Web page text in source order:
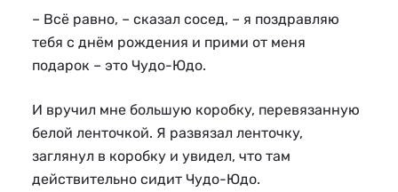
– Всё равно, – сказал сосед, – я поздравляю
тебя с днём рождения и прими от меня
подарок – это Чудо-Юдо.
И вручил мне большую коробку, перевязанную
белой ленточкой. Я развязал ленточку,
заглянул в коробку и увидел, что там
действительно сидит Чудо-Юдо.